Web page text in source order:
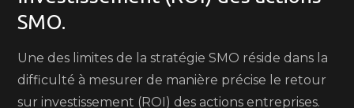
SMO.
Une des limites de la stratégie SMO réside dans la
difficulté à mesurer de manière précise le retour
sur investissement (ROI) des actions entreprises.